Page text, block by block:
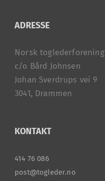
ADRESSE
Norsk toglederforening
c/o Bård Johnsen
Johan Sverdrups vei 9
3041, Drammen
KONTAKT
414 76 086
post@togleder.no